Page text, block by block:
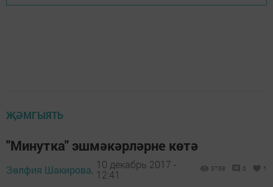
ҖӘМГЫЯТЬ
"Минутка" эшмәкәрләрне көтә
Зөлфия Шакирова, 10 декабрь 2017 -
12:41
3768 0 1